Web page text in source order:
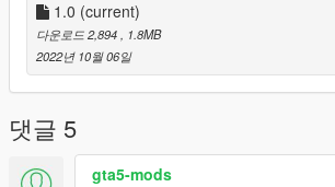
1.0 (current)
다운로드 2,894
, 1.8MB
2022년 10월 06일
댓글 5
gta5-mods